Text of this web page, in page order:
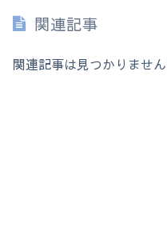
関連記事
関連記事は見つかりません